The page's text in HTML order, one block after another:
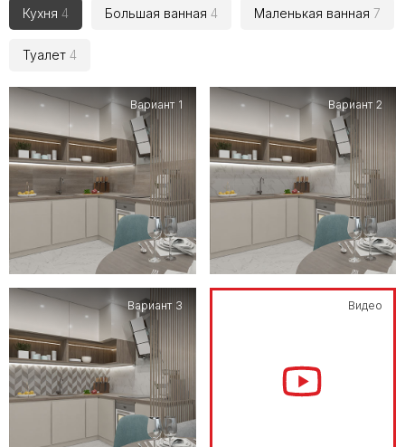
Кухня 4 Большая ванная 4 Маленькая ванная 7
Туалет 4
Вариант 1 Вариант 2
Вариант 3 Видео